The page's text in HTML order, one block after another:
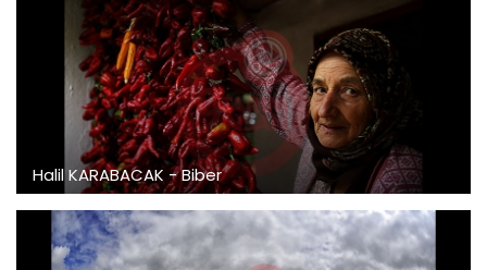
Halil KARABACAK - Biber